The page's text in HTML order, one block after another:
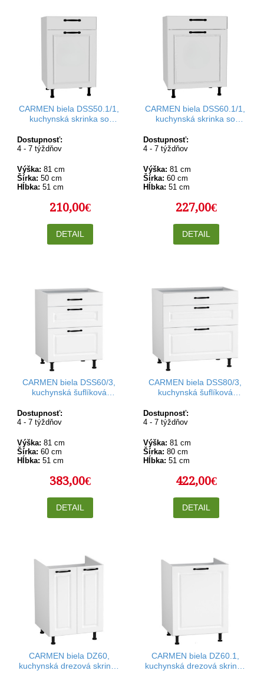
CARMEN biela DSS50.1/1,
kuchynská skrinka so
Dostupnosť:
4 - 7 týždňov
Výška: 81 cm
Šírka: 50 cm
Hĺbka: 51 cm
210,00€
DETAIL
CARMEN biela DSS60.1/1,
kuchynská skrinka so
Dostupnosť:
4 - 7 týždňov
Výška: 81 cm
Šírka: 60 cm
Hĺbka: 51 cm
227,00€
DETAIL
CARMEN biela DSS60/3,
kuchynská šuflíková
Dostupnosť:
4 - 7 týždňov
Výška: 81 cm
Šírka: 60 cm
Hĺbka: 51 cm
383,00€
DETAIL
CARMEN biela DSS80/3,
kuchynská šuflíková
Dostupnosť:
4 - 7 týždňov
Výška: 81 cm
Šírka: 80 cm
Hĺbka: 51 cm
422,00€
DETAIL
CARMEN biela DZ60,
kuchynská drezová skrinka
CARMEN biela DZ60.1,
kuchynská drezová skrinka